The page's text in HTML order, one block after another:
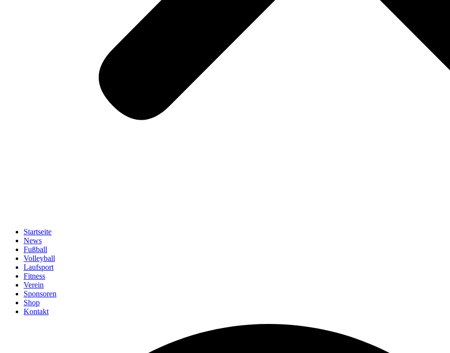
Startseite
News
Fußball
Volleyball
Laufsport
Fitness
Verein
Sponsoren
Shop
Kontakt